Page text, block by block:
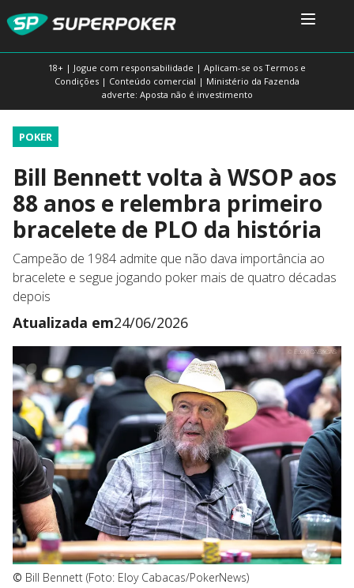
18+ | Jogue com responsabilidade | Aplicam-se os Termos e
Condições | Conteúdo comercial | Ministério da Fazenda
adverte: Aposta não é investimento
POKER
Bill Bennett volta à WSOP aos
88 anos e relembra primeiro
bracelete de PLO da história
Campeão de 1984 admite que não dava importância ao
bracelete e segue jogando poker mais de quatro décadas
depois
Atualizada em24/06/2026
© Bill Bennett (Foto: Eloy Cabacas/PokerNews)